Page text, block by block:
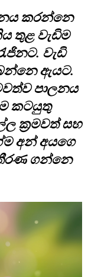
කරන්නෙ
තුළ වැඩිම
වැඩි
ඇයට.
පාලනය
කටයුතු
ක්‍රමවත් සහ
අන් අයගෙ
තීරණ ගන්නෙ